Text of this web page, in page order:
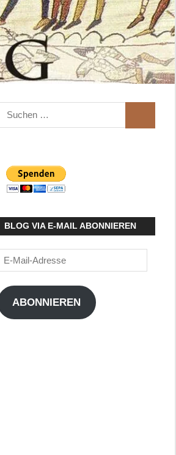
Suchen
BLOG VIA E-MAIL ABONNIEREN
E-
Adresse
ABONNIEREN